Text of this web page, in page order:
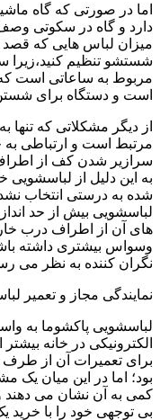
اما در صورتی که گاه
دارد و گاه در سکوتی
میزان لباس هایی که قصد
شستشو تنظیم کنید،زیرا
مربوط به ساعاتی است
است و دستگاه برای
از دیگر مشکلاتی که تنها
مرتبط است و ارتباطی به
سرازیر شدن کف از
به این دلیل از لباسشویی
شده به درستی انتخاب
لباسشویی بیش از حد
های آن از اطراف درب
وسواس بیشتری داشته
نگران کننده به نظر می
نمایندگی مجاز و تعمیر
لباسشویی پاکشوما به
الکترونیکی در خانه
برای تعمیرات آن از طرف
بود؛ اما در این میان یک
کمی به آن نشان می دهند
بی توجهی خود را با خرید